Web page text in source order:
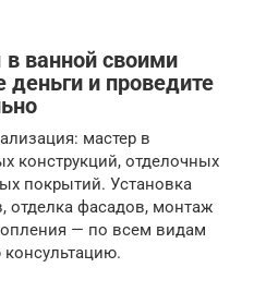
ванной своими
деньги и проведите
мастер в
конструкций, отделочных
покрытий. Установка
отделка фасадов, монтаж
— по всем видам
консультацию.